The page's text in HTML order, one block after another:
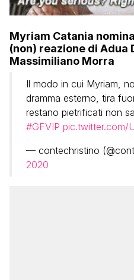
Myriam Catania
(non) reazione di Adua
Massimiliano Morra
Il modo in cui Myriam,
dramma esterno, tira
restano pietrificati non
#GFVIP pic.twitter.com/
— contechristino
2020